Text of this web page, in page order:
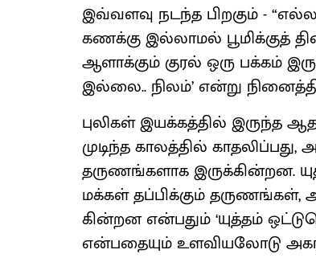
இவ்வளவு நடந்த பிறகும் -
கணக்கு இல்லாமல் பூமிக்குத்
ஆளாக்கும் குரல் ஒரு பக்கம்
இல்லை.. நிலம்’ என்று
புலிகள் இயக்கத்தில் இருந்த
முடிந்த காலத்தில்
தருணங்களாக இருக்​கின்றன.
மக்கள் தப்பிக்கும் தருணங்கள்,
கின்றன என்பதும் ‘யுத்தம்
என்பதையும் உளவியலோடு